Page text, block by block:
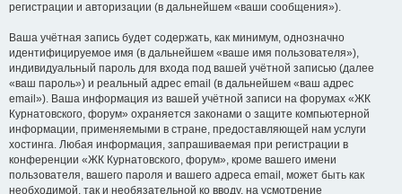
регистрации и авторизации (в дальнейшем «ваши сообщения»).
Ваша учётная запись будет содержать, как минимум, однозначно
идентифицируемое имя (в дальнейшем «ваше имя пользователя»),
индивидуальный пароль для входа под вашей учётной записью (далее
«ваш пароль») и реальный адрес email (в дальнейшем «ваш адрес
email»). Ваша информация из вашей учётной записи на форумах «ЖК
Курнатовского, форум» охраняется законами о защите компьютерной
информации, применяемыми в стране, предоставляющей нам услуги
хостинга. Любая информация, запрашиваемая при регистрации в
конференции «ЖК Курнатовского, форум», кроме вашего имени
пользователя, вашего пароля и вашего адреса email, может быть как
необходимой, так и необязательной ко вводу, на усмотрение